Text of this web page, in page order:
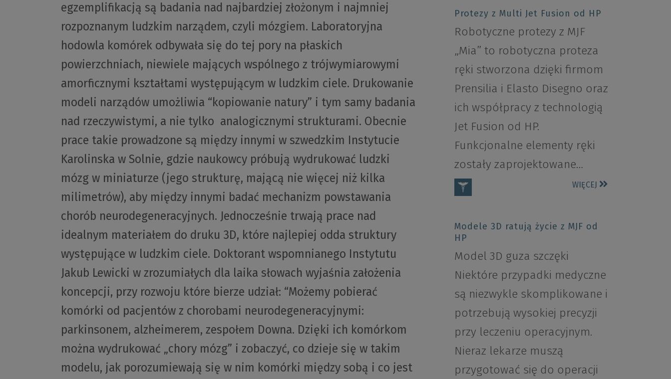
egzemplifikacją są badania nad najbardziej złożonym i najmniej
rozpoznanym ludzkim narządem, czyli mózgiem. Laboratoryjna
hodowla komórek odbywała się do tej pory na płaskich
powierzchniach, niewiele mających wspólnego z trójwymiarowymi
amorficznymi kształtami występującym w ludzkim ciele. Drukowanie
modeli narządów umożliwia “kopiowanie natury” i tym samy badania
nad rzeczywistymi, a nie tylko analogicznymi strukturami. Obecnie
prace takie prowadzone są między innymi w szwedzkim Instytucie
Karolinska w Solnie, gdzie naukowcy próbują wydrukować ludzki
mózg w miniaturze (jego strukturę, mającą nie więcej niż kilka
milimetrów), aby między innymi badać mechanizm powstawania
chorób neurodegeneracyjnych. Jednocześnie trwają prace nad
idealnym materiałem do druku 3D, które najlepiej odda struktury
występujące w ludzkim ciele. Doktorant wspomnianego Instytutu
Jakub Lewicki w zrozumiałych dla laika słowach wyjaśnia założenia
koncepcji, przy rozwoju które bierze udział: “Możemy pobierać
komórki od pacjentów z chorobami neurodegeneracyjnymi:
parkinsonem, alzheimerem, zespołem Downa. Dzięki ich komórkom
można wydrukować „chory mózg” i zobaczyć, co dzieje się w takim
modelu, jak porozumiewają się w nim komórki między sobą i co jest
Protezy z Multi Jet Fusion od HP
Robotyczne protezy z MJF
„Mia” to robotyczna proteza
ręki stworzona dzięki firmom
Prensilia i Elasto Disegno oraz
ich współpracy z technologią
Jet Fusion od HP.
Funkcjonalne elementy ręki
zostały zaprojektowane…
WIĘCEJ
Modele 3D ratują życie z MJF od
HP
Model 3D guza szczęki
Niektóre przypadki medyczne
są niezwykle skomplikowane i
potrzebują wysokiej precyzji
przy leczeniu operacyjnym.
Nieraz lekarze muszą
przygotować się do operacji